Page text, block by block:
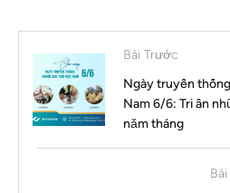
Bài Trước
Ngày truyền
Nam 6/6: Tri ân
năm tháng